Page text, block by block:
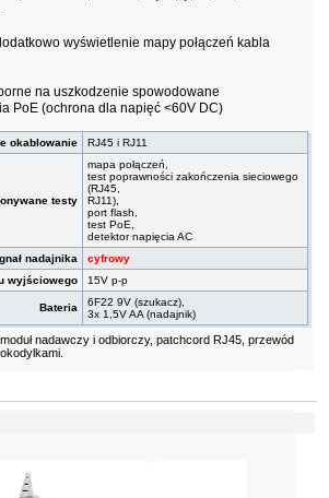
wyświetlenie mapy połączeń kabla
na uszkodzenie spowodowane
PoE (ochrona dla napięć <60V DC)
okablowanie RJ45 i RJ11
testy
mapa połączeń,
test poprawności zakończenia sieciowego
(RJ45,
RJ11),
port flash,
test PoE,
detektor napięcia AC
nadajnika
cyfrowy
wyjściowego
15V p-p
Bateria
6F22 9V (szukacz),
3x 1,5V AA (nadajnik)
nadawczy i odbiorczy, patchcord RJ45, przewód